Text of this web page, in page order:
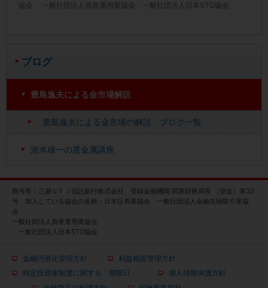
ブログ
豊島逸夫による金市場解説
豊島逸夫による金市場の解説 ブログ一覧
池水雄一の貴金属講座
協会 一般社団法人資産運用業協会 一般社団法人日本STO協会
商号等：三菱ＵＦＪ信託銀行株式会社 登録金融機関 関東財務局長 （登金）第33
号 加入している協会の名称：日本証券業協会 一般社団法人金融先物取引業協
会
一般社団法人資産運用業協会
一般社団法人日本STO協会
金融円滑化管理方針
利益相反管理方針
特定投資家制度に関する「期限日」
個人情報保護方針